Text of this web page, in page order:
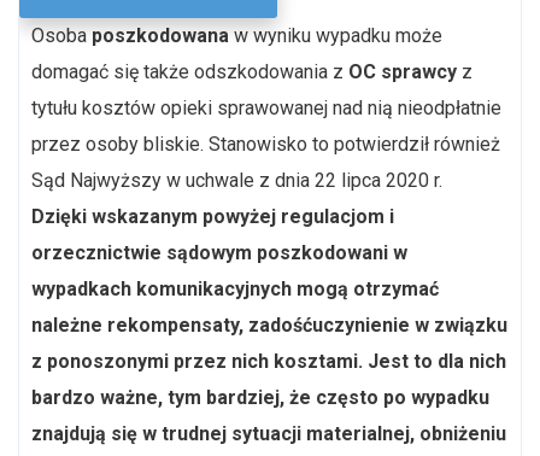
Osoba poszkodowana w wyniku wypadku może
domagać się także odszkodowania z OC sprawcy z
tytułu kosztów opieki sprawowanej nad nią nieodpłatnie
przez osoby bliskie. Stanowisko to potwierdził również
Sąd Najwyższy w uchwale z dnia 22 lipca 2020 r.
Dzięki wskazanym powyżej regulacjom i
orzecznictwie sądowym poszkodowani w
wypadkach komunikacyjnych mogą otrzymać
należne rekompensaty, zadośćuczynienie w związku
z ponoszonymi przez nich kosztami. Jest to dla nich
bardzo ważne, tym bardziej, że często po wypadku
znajdują się w trudnej sytuacji materialnej, obniżeniu